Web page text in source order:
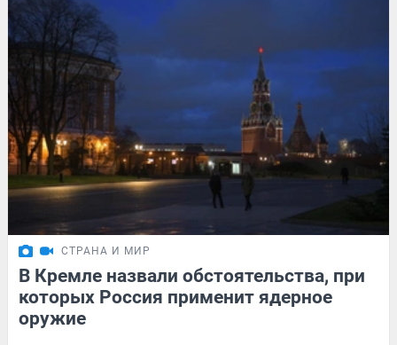
СТРАНА И МИР
В Кремле назвали обстоятельства, при
которых Россия применит ядерное
оружие